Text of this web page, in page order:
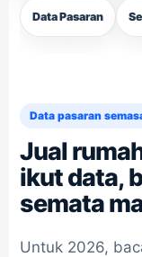
Data Pasaran
Data pasaran
Jual
ikut data,
semata
Untuk 2026,